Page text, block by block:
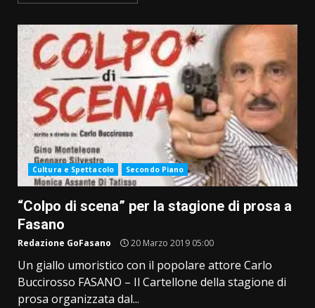
Cultura e Spettacolo Secondo Piano
“Colpo di scena” per la stagione di prosa a
Fasano
Redazione GoFasano 20 Marzo 2019 05:00
Un giallo umoristico con il popolare attore Carlo
Buccirosso FASANO – Il Cartellone della stagione di
prosa organizzata dal...